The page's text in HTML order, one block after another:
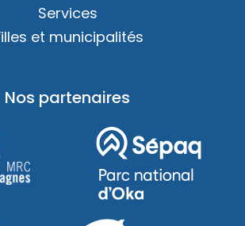
Services
et municipalités
Nos partenaires